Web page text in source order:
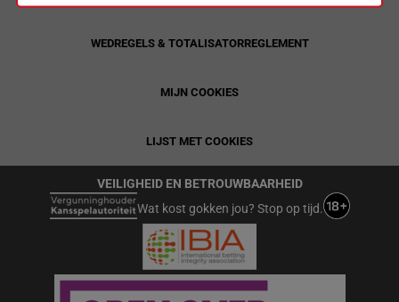
WEDREGELS & TOTALISATORREGLEMENT
MIJN COOKIES
LIJST MET COOKIES
VEILIGHEID EN BETROUWBAARHEID
Wat kost gokken jou? Stop op tijd.